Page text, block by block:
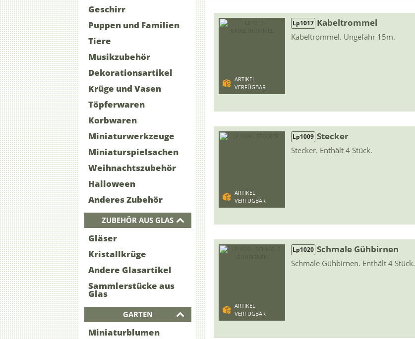
Geschirr
Puppen und Familien
Tiere
Musikzubehör
Dekorationsartikel
Krüge und Vasen
Töpferwaren
Korbwaren
Miniaturwerkzeuge
Miniaturspielsachen
Weihnachtszubehör
Halloween
Anderes Zubehör
ZUBEHÖR AUS GLAS
Gläser
Kristallkrüge
Andere Glasartikel
Sammlerstücke aus
Glas
GARTEN
Miniaturblumen
ARTIKEL
VERFÜGBAR
Lp1017 Kabeltrommel
Kabeltrommel. Ungefähr 15m.
ARTIKEL
VERFÜGBAR
Lp1009 Stecker
Stecker. Enthält 4 Stück.
ARTIKEL
VERFÜGBAR
Lp1020 Schmale Gühbirnen
Schmale Gühbirnen. Enthält 4 Stück.